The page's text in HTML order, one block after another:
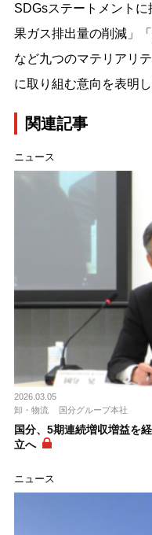
SDGsステートメント
果ガス排出量の削減」
など九つのマテリアリ
に取り組む意向を表明し
関連記事
ニュース
2026.03.05
卸・物流
国分グループ本社
国分、5期連続増収増益を
立へ
ニュース